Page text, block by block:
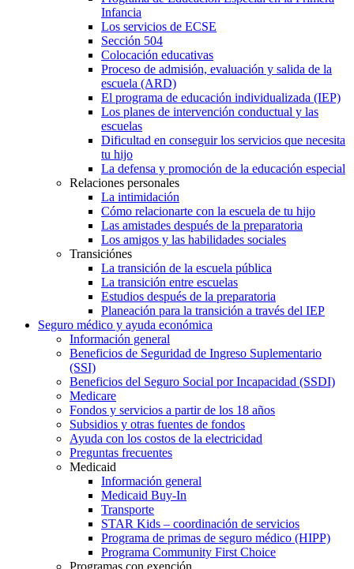
Infancia
Los servicios de ECSE
Sección 504
Colocación educativas
Proceso de admisión, evaluación y salida de la
escuela (ARD)
El programa de educación individualizada (IEP)
Los planes de intervención conductual y las
escuelas
Dificultad en conseguir los servicios que necesita
tu hijo
La defensa y promoción de la educación especial
Relaciones personales
La intimidación
Cómo relacionarte con la escuela de tu hijo
Las amistades después de la preparatoria
Los amigos y las habilidades sociales
Transiciónes
La transición de la escuela pública
La transición entre escuelas
Estudios después de la preparatoria
Planeación para la transición a través del IEP
Seguro médico y ayuda económica
Información general
Beneficios de Seguridad de Ingreso Suplementario
(SSI)
Beneficios del Seguro Social por Incapacidad (SSDI)
Medicare
Fondos y servicios a partir de los 18 años
Subsidios y otras fuentes de fondos
Ayuda con los costos de la electricidad
Preguntas frecuentes
Medicaid
Información general
Medicaid Buy-In
Transporte
STAR Kids – coordinación de servicios
Programa de primas de seguro médico (HIPP)
Programa Community First Choice
Programas con exención